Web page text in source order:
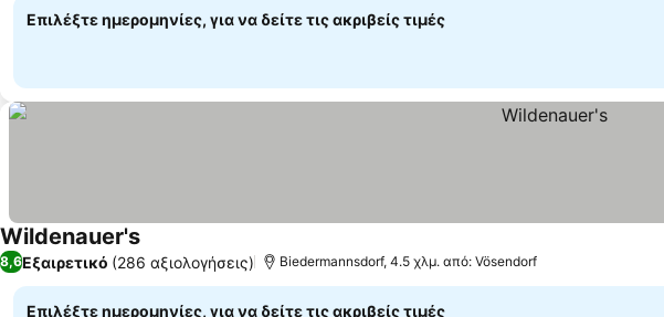
Επιλέξτε ημερομηνίες, για να δείτε τις ακριβείς τιμές
Wildenauer's
8,6Εξαιρετικό (286 αξιολογήσεις) Biedermannsdorf, 4.5 χλμ. από: Vösendorf
Επιλέξτε ημερομηνίες, για να δείτε τις ακριβείς τιμές